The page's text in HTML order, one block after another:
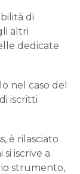
di
altri
dedicate
nel caso del
iscritti
è rilasciato
iscrive a
strumento,